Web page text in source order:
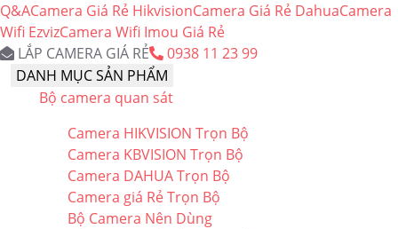
Q&ACamera Giá Rẻ HikvisionCamera Giá Rẻ DahuaCamera
Wifi EzvizCamera Wifi Imou Giá Rẻ
LẮP CAMERA GIÁ RẺ
0938 11 23 99
DANH MỤC SẢN PHẨM
Bộ camera quan sát
Camera HIKVISION Trọn Bộ
Camera KBVISION Trọn Bộ
Camera DAHUA Trọn Bộ
Camera giá Rẻ Trọn Bộ
Bộ Camera Nên Dùng